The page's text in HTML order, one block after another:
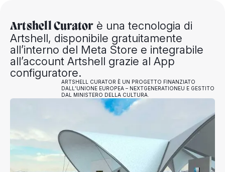
Artshell Curatorè una tecnologia di
Artshell, disponibile gratuitamente
all’interno del Meta Store e integrabile
all’account Artshell grazie al App
configuratore.
ARTSHELL CURATOR È UN PROGETTO FINANZIATO
DALL’UNIONE EUROPEA – NEXTGENERATIONEU E GESTITO
DAL MINISTERO DELLA CULTURA.